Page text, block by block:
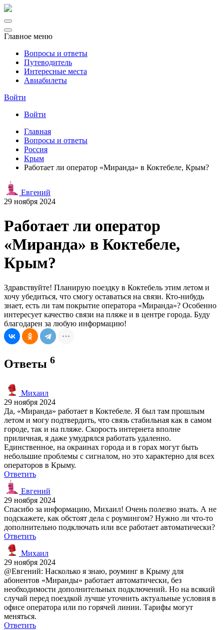
Главное меню
Вопросы и ответы
Путеводитель
Интересные места
Авиабилеты
Войти
Войти
Главная
Вопросы и ответы
Россия
Крым
Работает ли оператор «Миранда» в Коктебеле, Крым?
Евгений
29 ноября 2024
Работает ли оператор
«Миранда» в Коктебеле,
Крым?
Здравствуйте! Планирую поездку в Коктебель этим летом и
хочу убедиться, что смогу оставаться на связи. Кто-нибудь
знает, есть ли там покрытие оператора «Миранда»? Особенно
интересует качество связи на пляже и в центре города. Буду
благодарен за любую информацию!
Ответы 6
Михаил
29 ноября 2024
Да, «Миранда» работает в Коктебеле. Я был там прошлым
летом и могу подтвердить, что связь стабильная как в самом
городе, так и на пляже. Скорость интернета вполне
приличная, я даже умудрялся работать удаленно.
Единственное, на окраинах города и в горах могут быть
небольшие проблемы с сигналом, но это характерно для всех
операторов в Крыму.
Ответить
Евгений
29 ноября 2024
Спасибо за информацию, Михаил! Очень полезно знать. А не
подскажете, как обстоят дела с роумингом? Нужно ли что-то
дополнительно подключать или все работает автоматически?
Ответить
Михаил
29 ноября 2024
@Евгений: Насколько я знаю, роуминг в Крыму для
абонентов «Миранды» работает автоматически, без
необходимости дополнительных подключений. Но на всякий
случай перед поездкой лучше уточнить актуальные условия в
офисе оператора или по горячей линии. Тарифы могут
меняться.
Ответить